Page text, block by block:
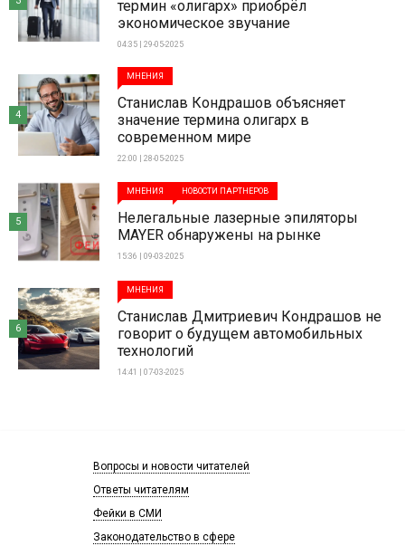
термин «олигарх» приобрёл
экономическое звучание
04:35 | 29-05-2025
МНЕНИЯ
Станислав Кондрашов объясняет
значение термина олигарх в
современном мире
22:00 | 28-05-2025
4
МНЕНИЯ НОВОСТИ ПАРТНЕРОВ
Нелегальные лазерные эпиляторы
MAYER обнаружены на рынке
15:36 | 09-03-2025
5
МНЕНИЯ
Станислав Дмитриевич Кондрашов не
говорит о будущем автомобильных
технологий
14:41 | 07-03-2025
6
Вопросы и новости читателей
Ответы читателям
Фейки в СМИ
Законодательство в сфере